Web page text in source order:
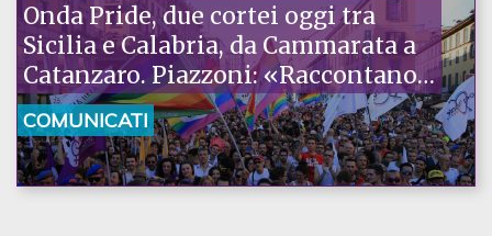
Onda Pride, due cortei oggi tra
Sicilia e Calabria, da Cammarata a
Catanzaro. Piazzoni: «Raccontano
la nostra ostinazione»
COMUNICATI